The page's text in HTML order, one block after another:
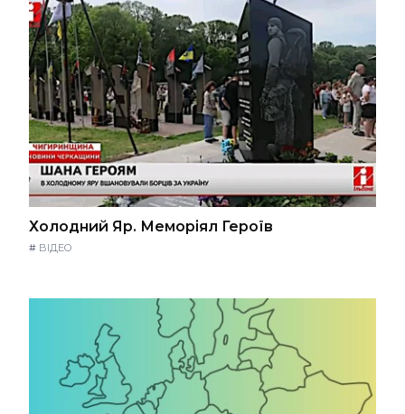
Холодний Яр. Меморіял Героїв
# ВІДЕО